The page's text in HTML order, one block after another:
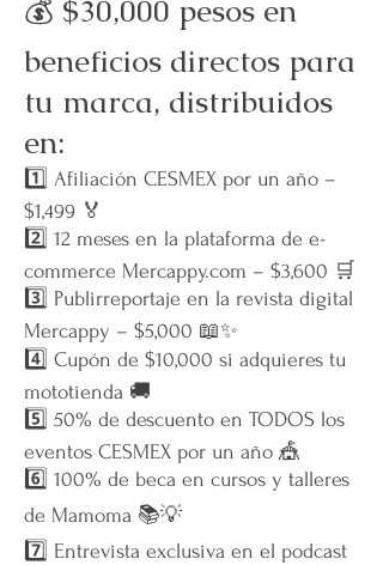
💰 $30,000 pesos en
beneficios directos para
tu marca, distribuidos
en:
1️⃣ Afiliación CESMEX por un año –
$1,499 🏅
2️⃣ 12 meses en la plataforma de e-
commerce Mercappy.com – $3,600 🛒
3️⃣ Publirreportaje en la revista digital
Mercappy – $5,000 📖✨
4️⃣ Cupón de $10,000 si adquieres tu
mototienda 🚚
5️⃣ 50% de descuento en TODOS los
eventos CESMEX por un año 🎪
6️⃣ 100% de beca en cursos y talleres
de Mamoma 📚💡
7️⃣ Entrevista exclusiva en el podcast